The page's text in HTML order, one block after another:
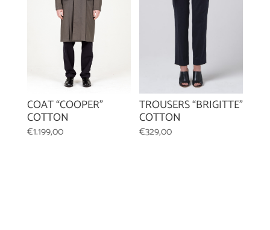
COAT “COOPER”
COTTON
€1.199,00
TROUSERS “BRIGITTE”
COTTON
€329,00